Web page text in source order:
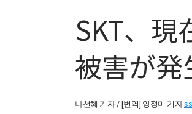
SKT、
被害が発
나선혜 기자 / [번역] 양정미 기자